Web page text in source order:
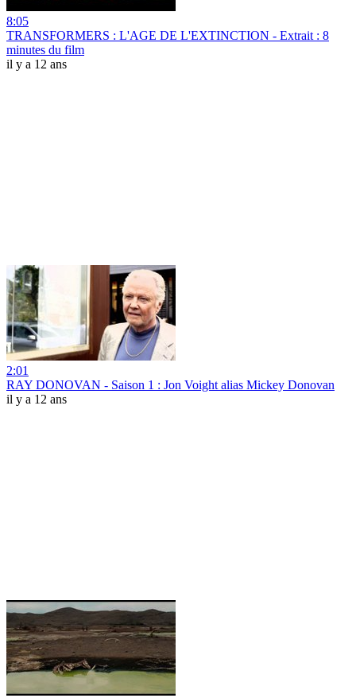
8:05
TRANSFORMERS : L'AGE DE L'EXTINCTION - Extrait : 8
minutes du film
il y a 12 ans
2:01
RAY DONOVAN - Saison 1 : Jon Voight alias Mickey Donovan
il y a 12 ans